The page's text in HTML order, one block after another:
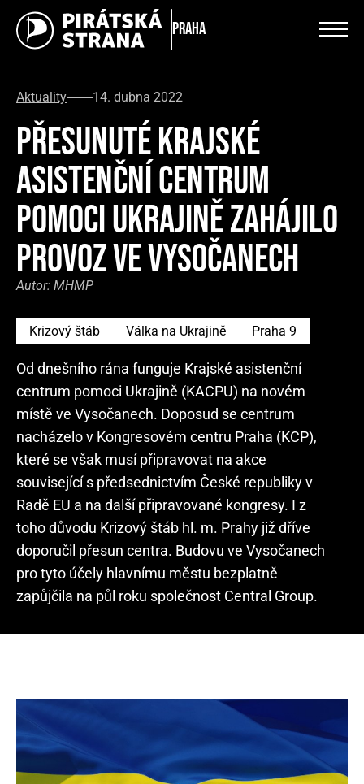
Praha
Aktuality 14. dubna 2022
PŘESUNUTÉ KRAJSKÉ
ASISTENČNÍ CENTRUM
POMOCI UKRAJINĚ ZAHÁJILO
PROVOZ VE VYSOČANECH
Autor: MHMP
Krizový štáb Válka na Ukrajině Praha 9
Od dnešního rána funguje Krajské asistenční
centrum pomoci Ukrajině (KACPU) na novém
místě ve Vysočanech. Doposud se centrum
nacházelo v Kongresovém centru Praha (KCP),
které se však musí připravovat na akce
související s předsednictvím České republiky v
Radě EU a na další připravované kongresy. I z
toho důvodu Krizový štáb hl. m. Prahy již dříve
doporučil přesun centra. Budovu ve Vysočanech
pro tyto účely hlavnímu městu bezplatně
zapůjčila na půl roku společnost Central Group.